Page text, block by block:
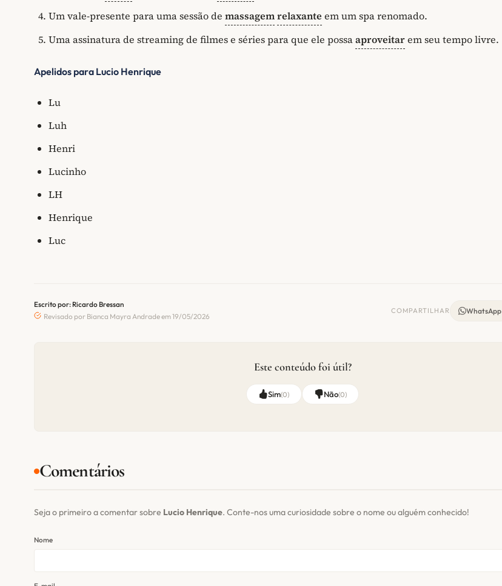
Um vale-presente para uma sessão de massagemrelaxante em um spa renomado.
Uma assinatura de streaming de filmes e séries para que ele possaaproveitarem seu tempo livre.
Apelidos para Lucio Henrique
Lu
Luh
Henri
Lucinho
LH
Henrique
Luc
Escrito por: Ricardo Bressan
Revisado por Bianca Mayra Andrade em 19/05/2026
COMPARTILHAR WhatsApp
Este conteúdo foi útil?
Sim(0) Não(0)
Comentários
Seja o primeiro a comentar sobre Lucio Henrique. Conte-nos uma curiosidade sobre o nome ou alguém conhecido!
Nome